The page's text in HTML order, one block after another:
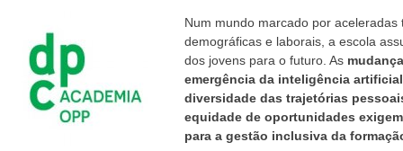
Num mundo marcado por
demográficas e laborais, a escola
dos jovens para o futuro. As
emergência da inteligência
diversidade das trajetórias
equidade de oportunidades
para a gestão inclusiva da